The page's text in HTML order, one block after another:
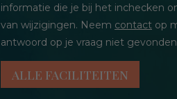
informatie die je bij het inchecken
van wijzigingen. Neem contact op
antwoord op je vraag niet
ALLE FACILITEITEN